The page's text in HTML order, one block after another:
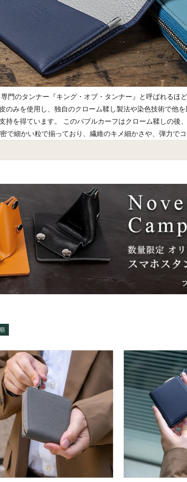
門のタンナー『キング・オブ・タンナー』と呼ばれるほ
のみを使用し、独自のクローム鞣し製法や染色技術で他
持を得ています。 このバブルカーフはクローム鞣しの後
で細かい粒で揃っており、繊維のキメ細かさや、弾力で